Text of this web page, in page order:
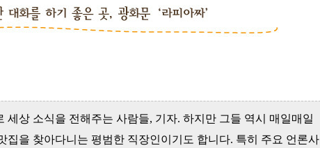
세상 소식을 전해주는 사람들, 기자. 하지만 그들 역시 매일매일
집을 찾아다니는 평범한 직장인이기도 합니다. 특히 주요 언론사